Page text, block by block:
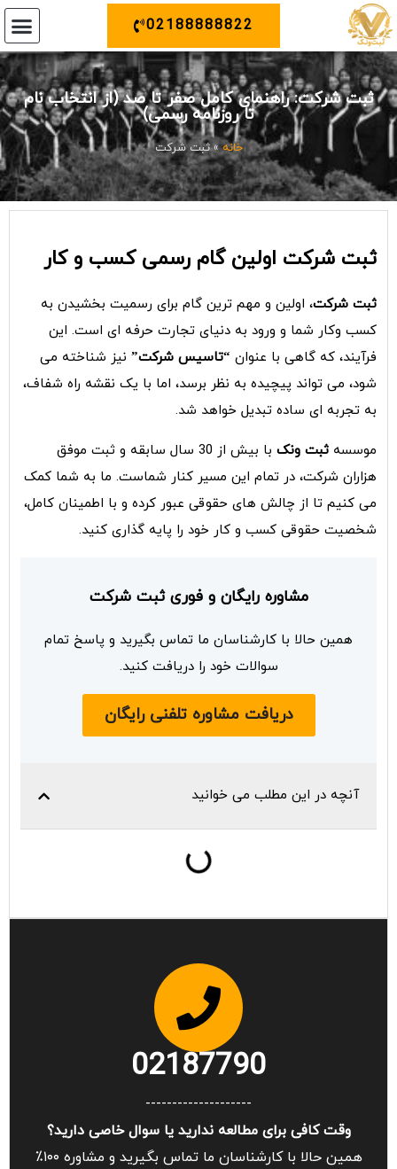
02188888822
ثبت شرکت: راهنمای کامل صفر تا صد (از انتخاب نام
تا روزنامه رسمی)
خانه»ثبت شرکت
ثبت شرکت اولین گام رسمی کسب و کار
ثبت شرکت، اولین و مهم ترین گام برای رسمیت بخشیدن به
کسب وکار شما و ورود به دنیای تجارت حرفه ای است. این
فرآیند، که گاهی با عنوان “تاسیس شرکت” نیز شناخته می
شود، می تواند پیچیده به نظر برسد، اما با یک نقشه راه شفاف،
به تجربه ای ساده تبدیل خواهد شد.
موسسه ثبت ونک
با بیش از 30 سال سابقه و ثبت موفق
هزاران شرکت، در تمام این مسیر کنار شماست. ما به شما کمک
می کنیم تا از چالش های حقوقی عبور کرده و با اطمینان کامل،
شخصیت حقوقی کسب و کار خود را پایه گذاری کنید.
مشاوره رایگان و فوری ثبت شرکت
همین حالا با کارشناسان ما تماس بگیرید و پاسخ تمام
سوالات خود را دریافت کنید.
دریافت مشاوره تلفنی رایگان
آنچه در این مطلب می خوانید
02187790
--------------------
وقت کافی برای مطالعه ندارید یا سوال خاصی دارید؟
همین حالا با کارشناسان ما تماس بگیرید و مشاوره ۱۰۰٪